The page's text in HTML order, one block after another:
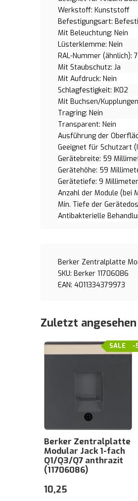
Werkstoff: Kunststoff
Befestigungsart:
Mit Beleuchtung: Nein
Lüsterklemme: Nein
RAL-Nummer (ähnlich):
Mit Staubschutz: Ja
Mit Aufdruck: Nein
Schlagfestigkeit: IK02
Mit Buchsen/
Tragring: Nein
Transparent: Nein
Ausführung der
Geeignet für Schutzart
Gerätebreite: 59
Gerätehöhe: 59
Gerätetiefe: 9
Anzahl der Module (bei
Min. Tiefe der
Antibakterielle
Berker Zentralplatte
SKU: Berker 11706086
EAN: 4011334379973
Zuletzt angesehen
-
SALE
Berker Zentralplatte
Modular Jack 1-fach
Q1/Q3/Q7 anthrazit
(11706086)
10,25